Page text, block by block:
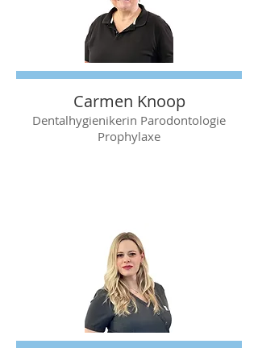
Carmen Knoop
Dentalhygienikerin Parodontologie
Prophylaxe